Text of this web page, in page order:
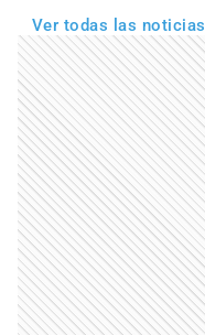
Ver todas las noticias